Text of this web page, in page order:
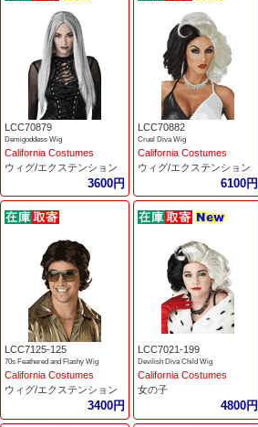
LCC70879
Demigoddess Wig
California Costumes
ウィグ/エクステンション
3600円
LCC70882
Cruel Diva Wig
California Costumes
ウィグ/エクステンション
6100円
LCC7125-125
70s Feathered and Flashy Wig
California Costumes
ウィグ/エクステンション
3400円
LCC7021-199
Devilish Diva Child Wig
California Costumes
女の子
4800円